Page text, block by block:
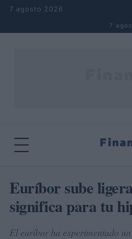
Saltar al contenido
7 agosto 2026
7
Buscar
Euríbor sube
significa para tu
El euríbor ha experimentado